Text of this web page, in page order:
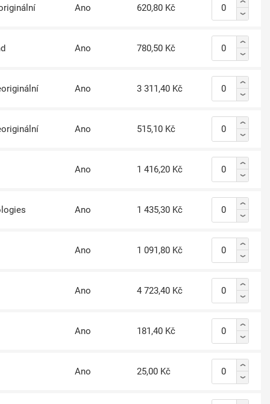
Ano 620,80 Kč
Ano 780,50 Kč
Ano 3 311,40 Kč
Ano 515,10 Kč
Ano 1 416,20 Kč
Ano 1 435,30 Kč
Ano 1 091,80 Kč
Ano 4 723,40 Kč
Ano 181,40 Kč
Ano 25,00 Kč